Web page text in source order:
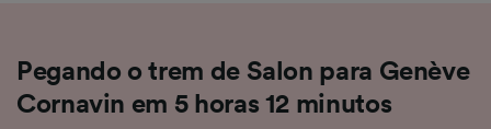
Pegando o trem de Salon para Genève
Cornavin em 5 horas 12 minutos